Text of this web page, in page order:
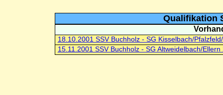
Qualifikation
18.10.2001 SSV Buchholz - SG Kisselbach/
15.11.2001 SSV Buchholz - SG Altweidelbach/Ellern